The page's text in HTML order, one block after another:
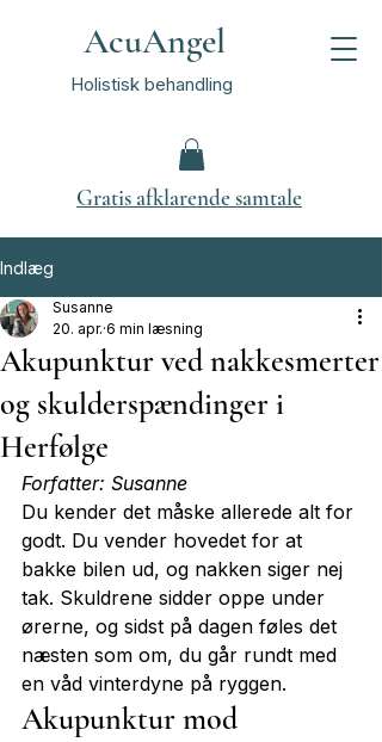
AcuAngel
Holistisk behandling
Gratis afklarende samtale
Indlæg
Akupunktur ved nakkesmerter
og skulderspændinger i
Herfølge
Susanne
20. apr. 6 min læsning
Forfatter: Susanne
Du kender det måske allerede alt for
godt. Du vender hovedet for at
bakke bilen ud, og nakken siger nej
tak. Skuldrene sidder oppe under
ørerne, og sidst på dagen føles det
næsten som om, du går rundt med
en våd vinterdyne på ryggen.
Akupunktur mod